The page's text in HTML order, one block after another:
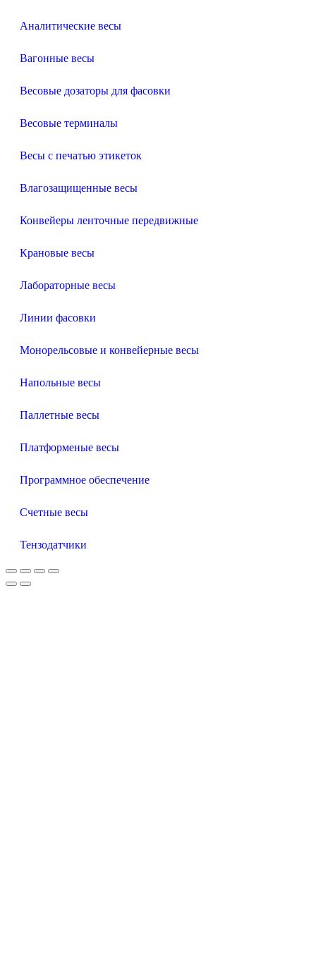
Аналитические весы
Вагонные весы
Весовые дозаторы для фасовки
Весовые терминалы
Весы с печатью этикеток
Влагозащищенные весы
Конвейеры ленточные передвижные
Крановые весы
Лабораторные весы
Линии фасовки
Монорельсовые и конвейерные весы
Напольные весы
Паллетные весы
Платформеные весы
Программное обеспечение
Счетные весы
Тензодатчики